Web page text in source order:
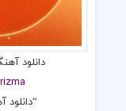
دانلود